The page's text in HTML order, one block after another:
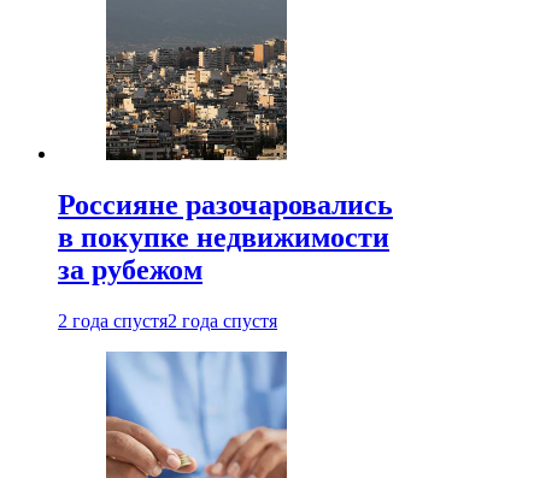
Россияне разочаровались
в покупке недвижимости
за рубежом
2 года спустя2 года спустя